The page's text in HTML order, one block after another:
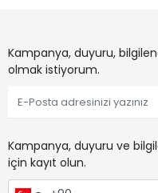
Kampanya, duyuru,
olmak istiyorum.
Kampanya, duyuru ve
için kayıt olun.